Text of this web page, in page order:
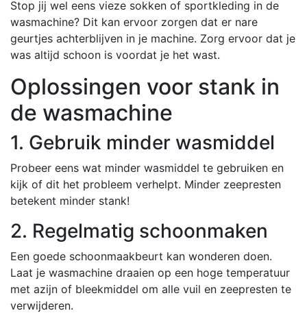
Stop jij wel eens vieze sokken of sportkleding in de
wasmachine? Dit kan ervoor zorgen dat er nare
geurtjes achterblijven in je machine. Zorg ervoor dat je
was altijd schoon is voordat je het wast.
Oplossingen voor stank in
de wasmachine
1. Gebruik minder wasmiddel
Probeer eens wat minder wasmiddel te gebruiken en
kijk of dit het probleem verhelpt. Minder zeepresten
betekent minder stank!
2. Regelmatig schoonmaken
Een goede schoonmaakbeurt kan wonderen doen.
Laat je wasmachine draaien op een hoge temperatuur
met azijn of bleekmiddel om alle vuil en zeepresten te
verwijderen.